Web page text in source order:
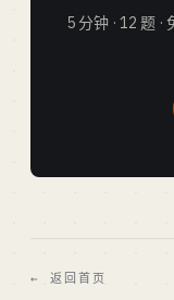
5 分钟 · 12 题
← 返回首页